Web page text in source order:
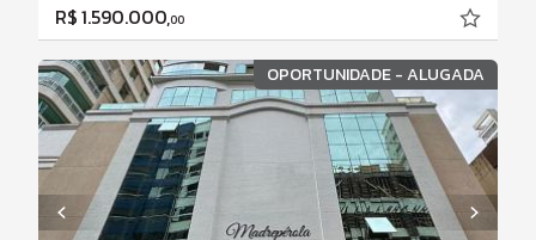
R$ 1.590.000,00
OPORTUNIDADE - ALUGADA